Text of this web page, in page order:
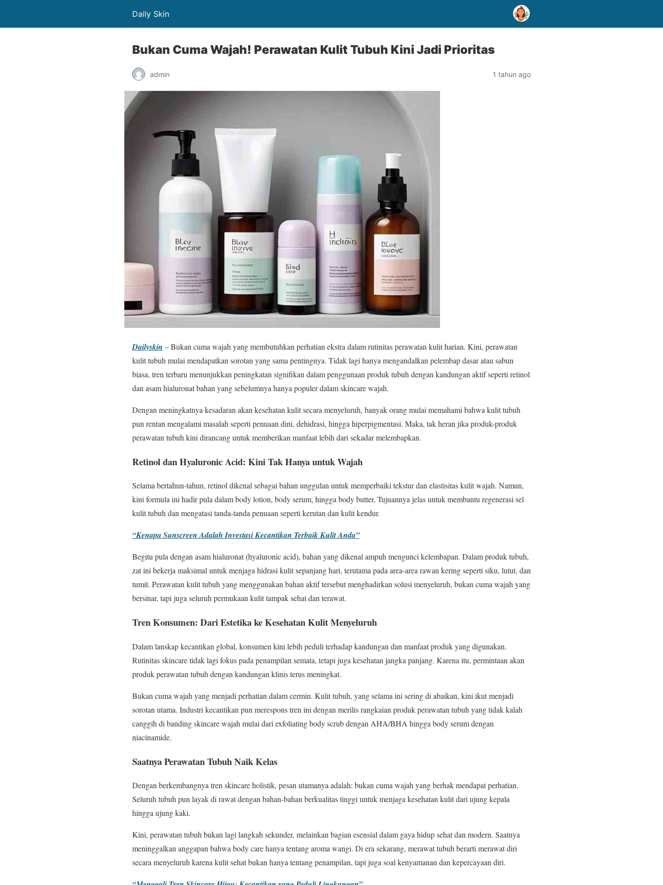
Daily Skin
Bukan Cuma Wajah! Perawatan Kulit Tubuh Kini Jadi Prioritas
admin 1 tahun ago
Dailyskin – Bukan cuma wajah yang membutuhkan perhatian ekstra dalam rutinitas perawatan kulit harian. Kini, perawatan
kulit tubuh mulai mendapatkan sorotan yang sama pentingnya. Tidak lagi hanya mengandalkan pelembap dasar atau sabun
biasa, tren terbaru menunjukkan peningkatan signifikan dalam penggunaan produk tubuh dengan kandungan aktif seperti retinol
dan asam hialuronat bahan yang sebelumnya hanya populer dalam skincare wajah.
Dengan meningkatnya kesadaran akan kesehatan kulit secara menyeluruh, banyak orang mulai memahami bahwa kulit tubuh
pun rentan mengalami masalah seperti penuaan dini, dehidrasi, hingga hiperpigmentasi. Maka, tak heran jika produk-produk
perawatan tubuh kini dirancang untuk memberikan manfaat lebih dari sekadar melembapkan.
Retinol dan Hyaluronic Acid: Kini Tak Hanya untuk Wajah
Selama bertahun-tahun, retinol dikenal sebagai bahan unggulan untuk memperbaiki tekstur dan elastisitas kulit wajah. Namun,
kini formula ini hadir pula dalam body lotion, body serum, hingga body butter. Tujuannya jelas untuk membantu regenerasi sel
kulit tubuh dan mengatasi tanda-tanda penuaan seperti kerutan dan kulit kendur.
“Kenapa Sunscreen Adalah Investasi Kecantikan Terbaik Kulit Anda”
Begitu pula dengan asam hialuronat (hyaluronic acid), bahan yang dikenal ampuh mengunci kelembapan. Dalam produk tubuh,
zat ini bekerja maksimal untuk menjaga hidrasi kulit sepanjang hari, terutama pada area-area rawan kering seperti siku, lutut, dan
tumit. Perawatan kulit tubuh yang menggunakan bahan aktif tersebut menghadirkan solusi menyeluruh, bukan cuma wajah yang
bersinar, tapi juga seluruh permukaan kulit tampak sehat dan terawat.
Tren Konsumen: Dari Estetika ke Kesehatan Kulit Menyeluruh
Dalam lanskap kecantikan global, konsumen kini lebih peduli terhadap kandungan dan manfaat produk yang digunakan.
Rutinitas skincare tidak lagi fokus pada penampilan semata, tetapi juga kesehatan jangka panjang. Karena itu, permintaan akan
produk perawatan tubuh dengan kandungan klinis terus meningkat.
Bukan cuma wajah yang menjadi perhatian dalam cermin. Kulit tubuh, yang selama ini sering di abaikan, kini ikut menjadi
sorotan utama. Industri kecantikan pun merespons tren ini dengan merilis rangkaian produk perawatan tubuh yang tidak kalah
canggih di banding skincare wajah mulai dari exfoliating body scrub dengan AHA/BHA hingga body serum dengan
niacinamide.
Saatnya Perawatan Tubuh Naik Kelas
Dengan berkembangnya tren skincare holistik, pesan utamanya adalah: bukan cuma wajah yang berhak mendapat perhatian.
Seluruh tubuh pun layak di rawat dengan bahan-bahan berkualitas tinggi untuk menjaga kesehatan kulit dari ujung kepala
hingga ujung kaki.
Kini, perawatan tubuh bukan lagi langkah sekunder, melainkan bagian esensial dalam gaya hidup sehat dan modern. Saatnya
meninggalkan anggapan bahwa body care hanya tentang aroma wangi. Di era sekarang, merawat tubuh berarti merawat diri
secara menyeluruh karena kulit sehat bukan hanya tentang penampilan, tapi juga soal kenyamanan dan kepercayaan diri.